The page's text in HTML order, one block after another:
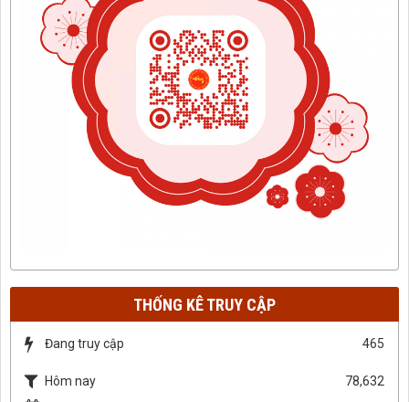
THỐNG KÊ TRUY CẬP
Đang truy cập 465
Hôm nay
78,632